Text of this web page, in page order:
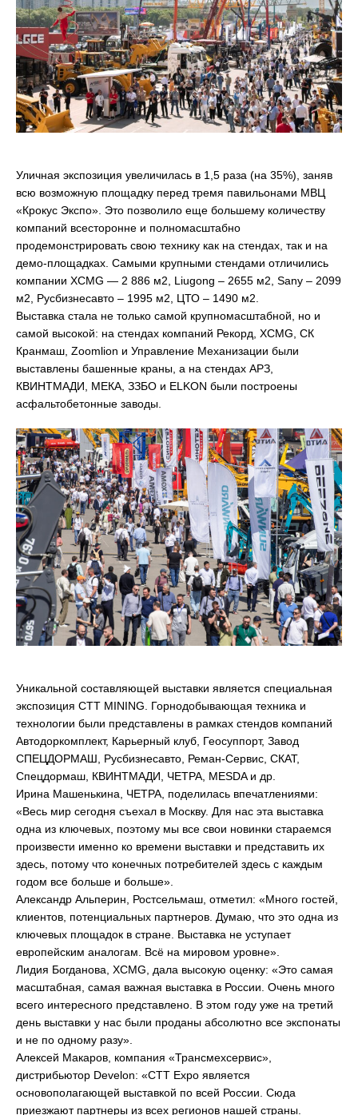
Уличная экспозиция увеличилась в 1,5 раза (на 35%), заняв
всю возможную площадку перед тремя павильонами МВЦ
«Крокус Экспо». Это позволило еще большему количеству
компаний всесторонне и полномасштабно
продемонстрировать свою технику как на стендах, так и на
демо-площадках. Самыми крупными стендами отличились
компании XCMG — 2 886 м2, Liugong – 2655 м2, Sany – 2099
м2, Русбизнесавто – 1995 м2, ЦТО – 1490 м2.
Выставка стала не только самой крупномасштабной, но и
самой высокой: на стендах компаний Рекорд, XCMG, СК
Кранмаш, Zoomlion и Управление Механизации были
выставлены башенные краны, а на стендах АРЗ,
КВИНТМАДИ, МЕКА, ЗЗБО и ELKON были построены
асфальтобетонные заводы.
Уникальной составляющей выставки является специальная
экспозиция CTT MINING. Горнодобывающая техника и
технологии были представлены в рамках стендов компаний
Автодоркомплект, Карьерный клуб, Геосуппорт, Завод
СПЕЦДОРМАШ, Русбизнесавто, Реман-Сервис, СКАТ,
Спецдормаш, КВИНТМАДИ, ЧЕТРА, MESDA и др.
Ирина Машенькина, ЧЕТРА, поделилась впечатлениями:
«Весь мир сегодня съехал в Москву. Для нас эта выставка
одна из ключевых, поэтому мы все свои новинки стараемся
произвести именно ко времени выставки и представить их
здесь, потому что конечных потребителей здесь с каждым
годом все больше и больше».
Александр Альперин, Ростсельмаш, отметил: «Много гостей,
клиентов, потенциальных партнеров. Думаю, что это одна из
ключевых площадок в стране. Выставка не уступает
европейским аналогам. Всё на мировом уровне».
Лидия Богданова, XCMG, дала высокую оценку: «Это самая
масштабная, самая важная выставка в России. Очень много
всего интересного представлено. В этом году уже на третий
день выставки у нас были проданы абсолютно все экспонаты
и не по одному разу».
Алексей Макаров, компания «Трансмехсервис»,
дистрибьютор Develon: «СТТ Expo является
основополагающей выставкой по всей России. Сюда
приезжают партнеры из всех регионов нашей страны.